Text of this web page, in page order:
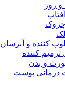
روز
کننده و آبرسان
کننده
و بدن
درمانی پوست